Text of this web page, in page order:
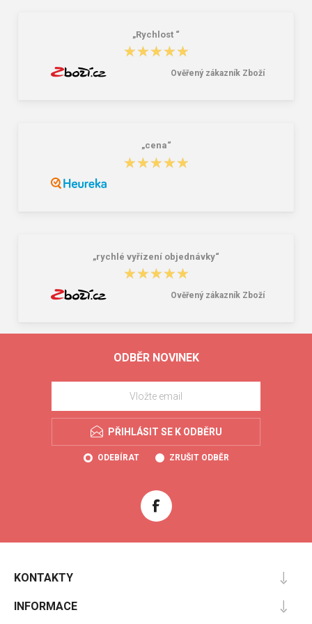
„Rychlost “
★★★★★
★★★★★
Ověřený zákazník Zboží
„cena“
★★★★★
★★★★★
„rychlé vyřízení objednávky“
★★★★★
★★★★★
Ověřený zákazník Zboží
ODBĚR NOVINEK
PŘIHLÁSIT SE K ODBĚRU
ODEBÍRAT ZRUŠIT ODBĚR
KONTAKTY
INFORMACE